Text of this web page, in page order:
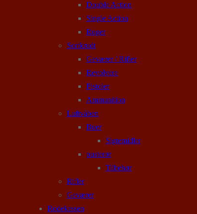
Double Action
Single Action
Ruger
Sortkrudt
Geværer / Rifler
Revolvere
Pistoler
Ammunition
Luftvåben
Buer
Sigtemidler
pusterør
Tilbehør
Rifler
Geværer
Rodekassen